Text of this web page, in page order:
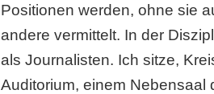
Positionen werden, ohne sie
andere vermittelt. In der
als Journalisten. Ich sitze,
Auditorium, einem Nebensaal